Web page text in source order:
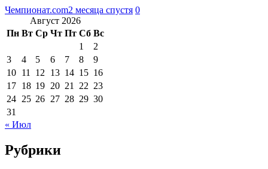
Чемпионат.com2 месяца спустя 0
Август 2026
Пн Вт Ср Чт Пт Сб Вс
1
2
3
4 5 6 7 8
9
10 11 12 13 14 15 16
17 18 19 20 21 22 23
24 25 26 27 28 29 30
31
« Июл
Рубрики